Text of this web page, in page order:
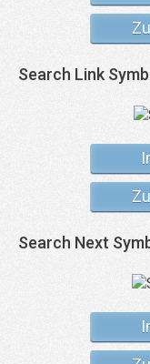
Search Link
Search Next